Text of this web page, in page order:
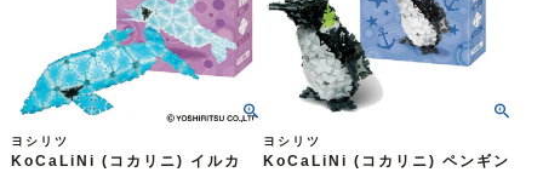
ヨシリツ
KoCaLiNi (コカリニ) イルカ
ヨシリツ
KoCaLiNi (コカリニ) ペンギン